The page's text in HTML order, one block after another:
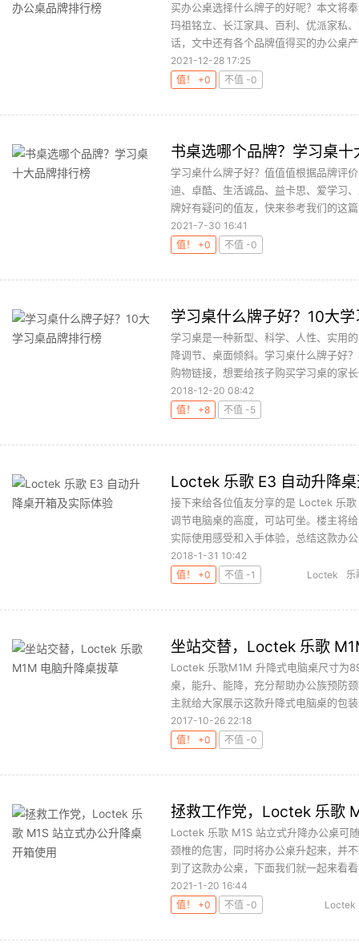
买办公桌选择什么牌子的好呢？本文将
玛祖铭立、长江家具、百利、优派家私
话，文中还有各个品牌值得买的办公桌
2021-12-28 17:25
值！ +0
不值 -0
书桌选哪个品牌？学习桌十
学习桌什么牌子好？值值值根据品牌评
迪、卓酷、生活诚品、益卡思、爱学习
牌好有疑问的值友，快来参考我们的这
2021-7-30 16:41
值！ +0
不值 -0
学习桌什么牌子好？10大
学习桌是一种新型、科学、人性、实用
降调节、桌面倾斜。学习桌什么牌子好
购物链接，想要给孩子购买学习桌的家
2018-12-20 08:42
值！ +8
不值 -5
Loctek 乐歌 E3 自动升降
接下来给各位值友分享的是 Loctek 乐
调节电脑桌的高度，可站可坐。楼主将
实际使用感受和入手体验，总结这款办
2018-1-31 10:42
值！ +0
不值 -1 Loctek 乐
坐站交替，Loctek 乐歌
Loctek 乐歌M1M 升降式电脑桌尺寸为
桌，能升、能降，充分帮助办公族预防
主就给大家展示这款升降式电脑桌的包
2017-10-26 22:18
值！ +0
不值 -0
拯救工作党，Loctek 乐歌
Loctek 乐歌 M1S 站立式升降办公桌可
颈椎的危害，同时将办公桌升起来，并
到了这款办公桌，下面我们就一起来看
2021-1-20 16:44
值！ +0
不值 -0 Loctek